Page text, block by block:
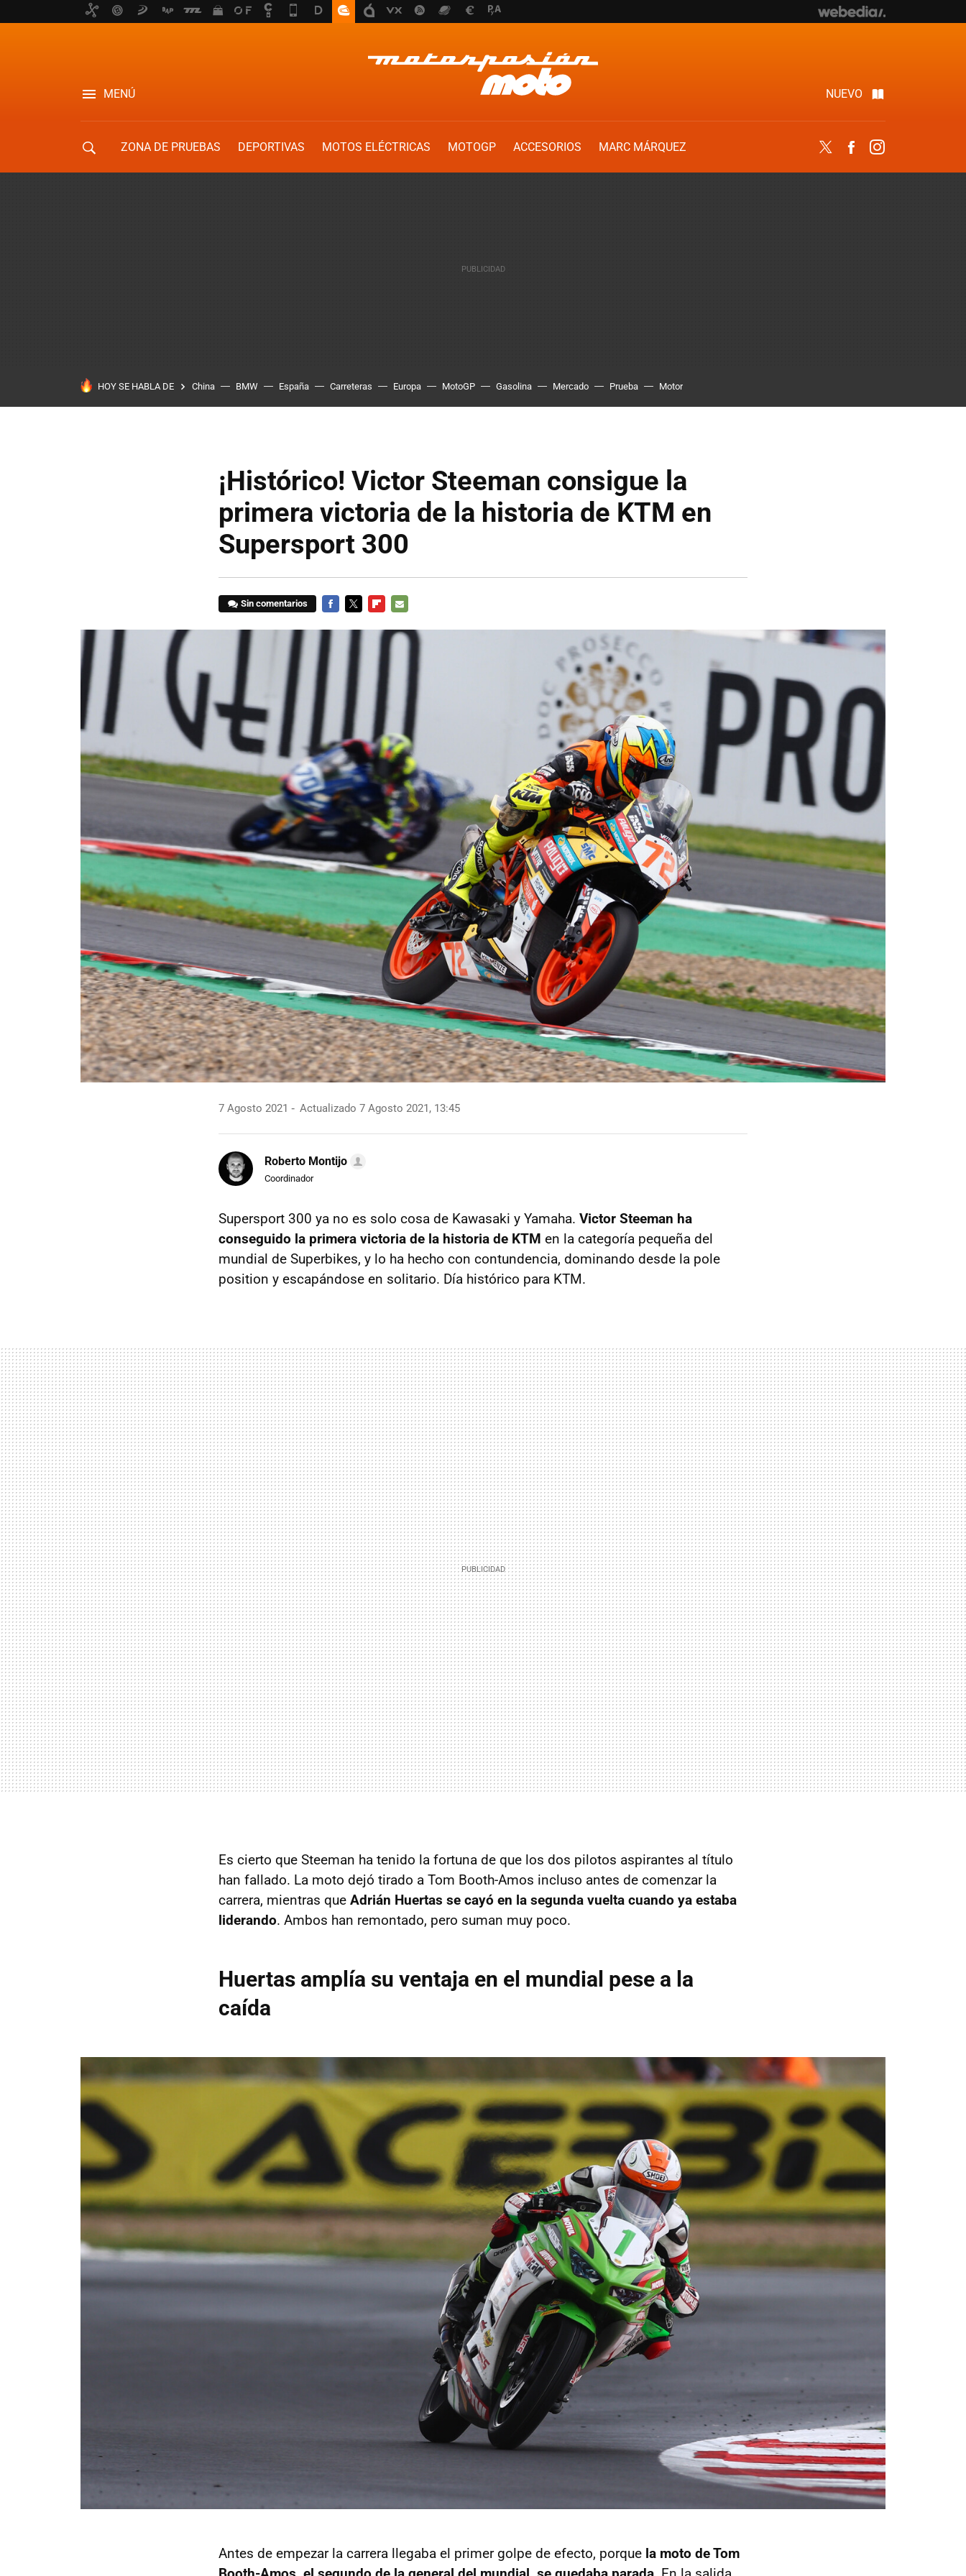
MENÚ NUEVO
ZONA DE PRUEBAS DEPORTIVAS MOTOS ELÉCTRICAS MOTOGP ACCESORIOS
MARC MÁRQUEZ
Twitter Facebook
HOY SE HABLA DE China BMW España Carreteras Europa MotoGP Gasolina Mercado Prueba Motor
¡Histórico! Victor Steeman consigue la
primera victoria de la historia de KTM en
Supersport 300
Sin comentarios
MAIL
7 Agosto 2021 Actualizado 7 Agosto 2021, 13:45
Roberto Montijo
Coordinador
Supersport 300 ya no es solo cosa de Kawasaki y Yamaha. Victor Steeman ha
conseguido la primera victoria de la historia de KTM en la categoría pequeña del
mundial de Superbikes, y lo ha hecho con contundencia, dominando desde la pole
position y escapándose en solitario. Día histórico para KTM.
Es cierto que Steeman ha tenido la fortuna de que los dos pilotos aspirantes al título
han fallado. La moto dejó tirado a Tom Booth-Amos incluso antes de comenzar la
carrera, mientras que Adrián Huertas se cayó en la segunda vuelta cuando ya estaba
liderando. Ambos han remontado, pero suman muy poco.
Huertas amplía su ventaja en el mundial pese a la
caída
Antes de empezar la carrera llegaba el primer golpe de efecto, porque la moto de Tom